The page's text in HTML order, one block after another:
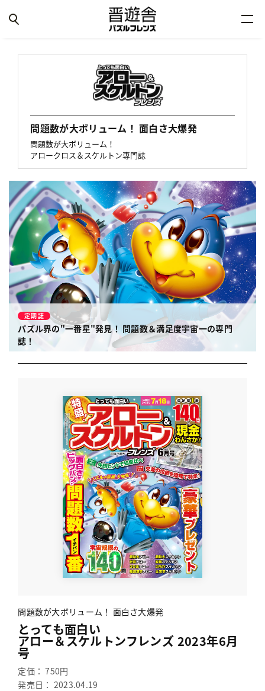
問題数が大ボリューム！ 面白さ大爆発
問題数が大ボリューム！
アロークロス＆スケルトン専門誌
定期誌
パズル界の"一番星"発見！ 問題数＆満足度宇宙一の専門
誌！
問題数が大ボリューム！ 面白さ大爆発
とっても面白い
アロー＆スケルトンフレンズ 2023年6月
号
定価： 750円
発売日： 2023.04.19